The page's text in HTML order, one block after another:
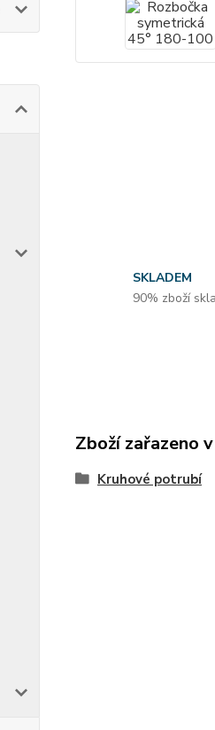
SKLADEM
90% zboží
Zboží zařazeno
Kruhové potrubí